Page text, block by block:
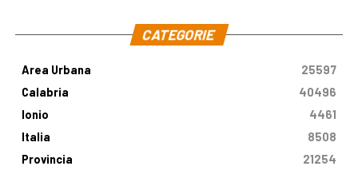
CATEGORIE
Area Urbana
25597
Calabria
40496
Ionio
4461
Italia
8508
Provincia
21254